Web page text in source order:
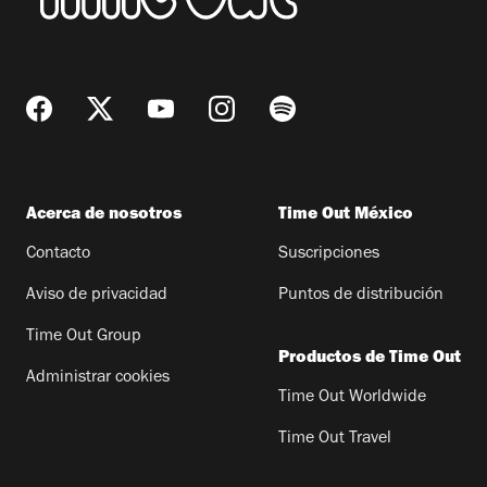
Acerca de nosotros
Contacto
Aviso de privacidad
Time Out Group
Administrar cookies
Time Out México
Suscripciones
Puntos de distribución
Productos de Time Out
Time Out Worldwide
Time Out Travel